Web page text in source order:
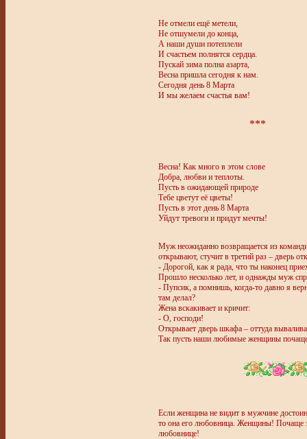
Не отмели ещё метели,
Не отшумели до конца,
А наши души потеплели
И счастьем полнятся сердца.
Пускай зима полна азарта,
Весна пришла сегодня к нам.
Сегодня день 8 Марта
И мы желаем счастья вам!
***
Весна! Как много в этом слове
Добра, любви и теплоты.
Пусть в ожидающей природе
Тебе цветут её цветы!
Пусть в этот день 8 Марта
Уйдут тревоги и придут мечты!
Муж неожиданно возвращается из
открывают, стучит в третий раз – дверь
- Дорогой, как я рада, что ты наконец
Прошло несколько лет, и однажды муж
- Пупсик, а помнишь, когда-то давно я
там делал?
Жена вскакивает и кричит:
- О, господи!
Открывает дверь шкафа – оттуда
Так пусть наши любимые женщины
Если женщина не видит в мужчине
то она его любовница. Женщины! Почаще
любовнице!